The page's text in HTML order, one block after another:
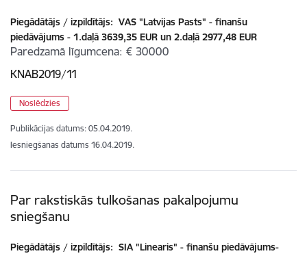
Piegādātājs / izpildītājs: VAS "Latvijas Pasts" - finanšu
piedāvājums - 1.daļā 3639,35 EUR un 2.daļā 2977,48 EUR
Paredzamā līgumcena € 30000
KNAB2019/11
Noslēdzies
Publikācijas datums: 05.04.2019.
Iesniegšanas datums 16.04.2019.
Par rakstiskās tulkošanas pakalpojumu
sniegšanu
Piegādātājs / izpildītājs: SIA "Linearis" - finanšu piedāvājums-